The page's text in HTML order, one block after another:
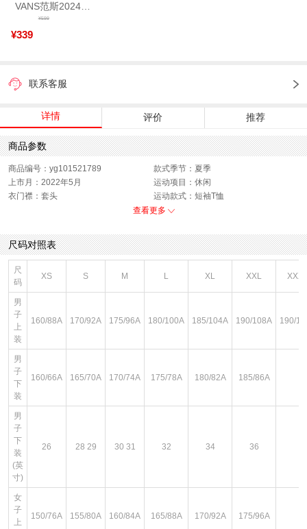
VANS范斯2024中性SK8-HiCL帆布鞋/硫化鞋VN000D5IB8C
¥339
¥599
联系客服
详情 评价 推荐
商品参数
商品编号：yg101521789
款式季节：夏季
上市月：2022年5月
运动项目：休闲
衣门襟：套头
运动款式：短袖T恤
销售季：22Q2
渠道划分：线下同步
面料材质：棉
领型：圆领
色系：黄色
风格：休闲
查看更多
尺码对照表
尺
码
XS S M L XL XXL
男
子
上
装
160/88A 170/92A 175/96A 180/100A 185/104A 190/108A 190/
男
子
下
装
160/66A 165/70A 170/74A 175/78A 180/82A 185/86A
男
子
下
装
(英
寸)
26 28 29 30 31 32 34 36
女
子
上
150/76A 155/80A 160/84A 165/88A 170/92A 175/96A